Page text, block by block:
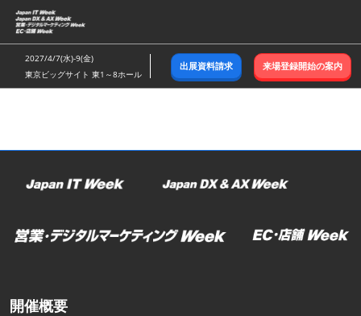
ス
キ
ッ
し
む
2027/4/7(水)-9(金)
東京ビッグサイト 東1～8ホール
出展資料請求 来場登録開始の案内
開催概要